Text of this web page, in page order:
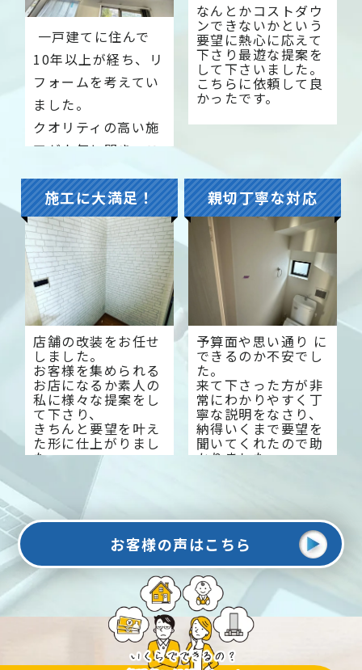
一戸建てに住んで
10年以上が経ち、リ
フォームを考えてい
ました。
クオリティの高い施
工が人気と聞き、こ
とにしました。
納得のいくプランを
ご提案してください
ました。
なんとかコストダウ
ンできないかという
要望に熱心に応えて
下さり最遊な提案を
して下さいました。
こちらに依頼して良
かったです。
施工に大満足！
店舗の改装をお任せ
しました。
お客様を集められる
お店になるか素人の
私に様々な提案をし
て下さり、
きちんと要望を叶え
た形に仕上がりまし
た。
今では来客数も増え
大変満足していま
す。
親切丁寧な対応
予算面や思い通り に
できるのか不安でし
た。
来て下さった方が非
常にわかりやすく丁
寧な説明をなさり、
納得いくまで要望を
聞いてくれたので助
かりました。
お客様の声はこちら